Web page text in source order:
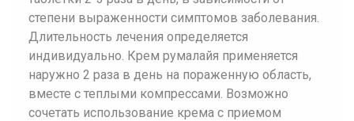
степени выраженности симптомов заболевания.
Длительность лечения определяется
индивидуально. Крем румалайя применяется
наружно 2 раза в день на пораженную область,
вместе с теплыми компрессами. Возможно
сочетать использование крема с приемом